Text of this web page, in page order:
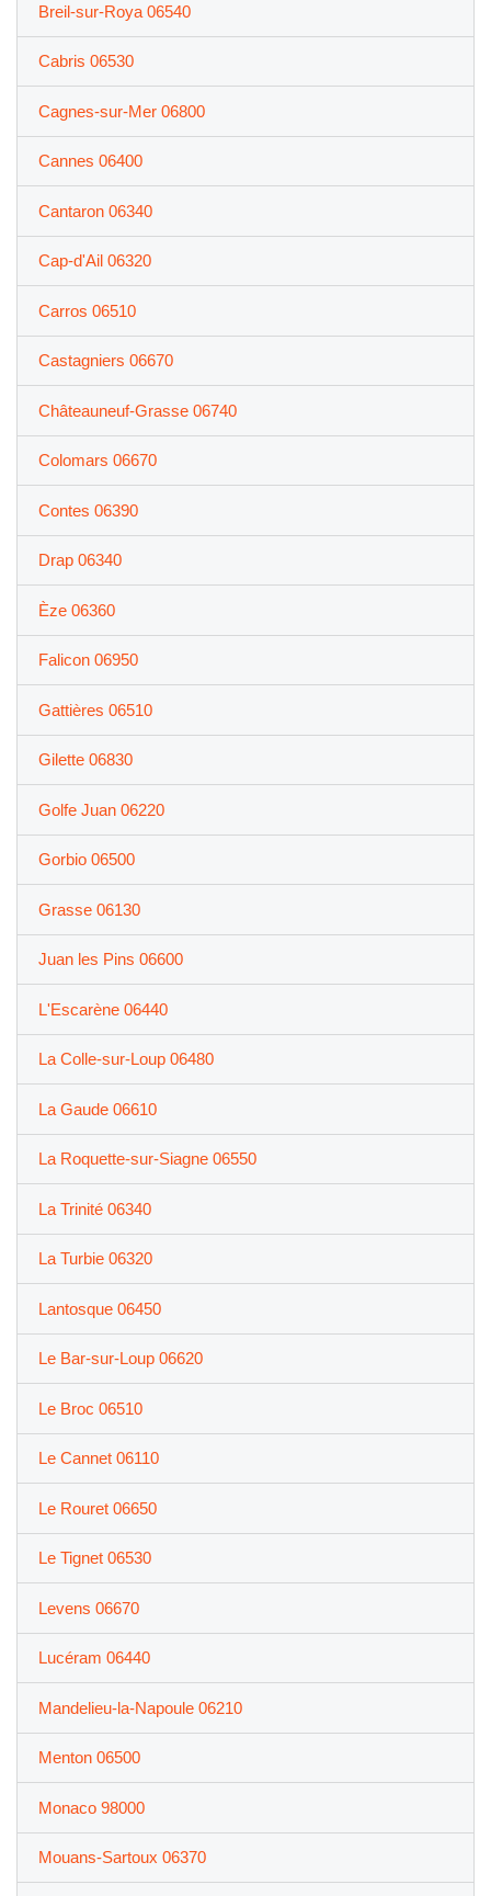
Breil-sur-Roya 06540
Cabris 06530
Cagnes-sur-Mer 06800
Cannes 06400
Cantaron 06340
Cap-d'Ail 06320
Carros 06510
Castagniers 06670
Châteauneuf-Grasse 06740
Colomars 06670
Contes 06390
Drap 06340
Èze 06360
Falicon 06950
Gattières 06510
Gilette 06830
Golfe Juan 06220
Gorbio 06500
Grasse 06130
Juan les Pins 06600
L'Escarène 06440
La Colle-sur-Loup 06480
La Gaude 06610
La Roquette-sur-Siagne 06550
La Trinité 06340
La Turbie 06320
Lantosque 06450
Le Bar-sur-Loup 06620
Le Broc 06510
Le Cannet 06110
Le Rouret 06650
Le Tignet 06530
Levens 06670
Lucéram 06440
Mandelieu-la-Napoule 06210
Menton 06500
Monaco 98000
Mouans-Sartoux 06370